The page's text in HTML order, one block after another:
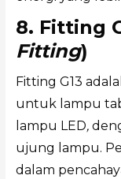
8. Fitting
Fitting)
Fitting G13
untuk lampu
lampu LED,
ujung lampu.
dalam